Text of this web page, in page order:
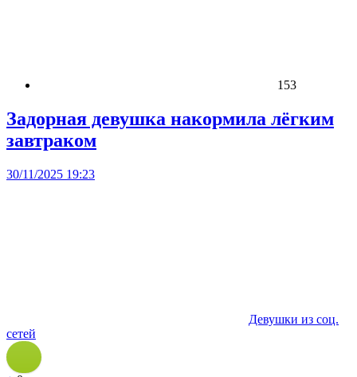
153
Задорная девушка накормила лёгким
завтраком
30/11/2025 19:23
Девушки из соц.
сетей